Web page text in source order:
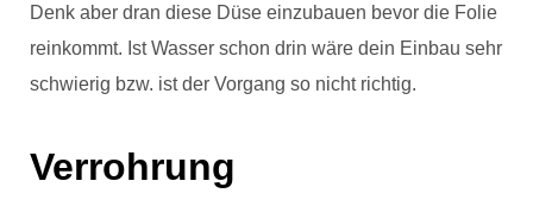
Denk aber dran diese Düse einzubauen bevor die Folie
reinkommt. Ist Wasser schon drin wäre dein Einbau sehr
schwierig bzw. ist der Vorgang so nicht richtig.
Verrohrung